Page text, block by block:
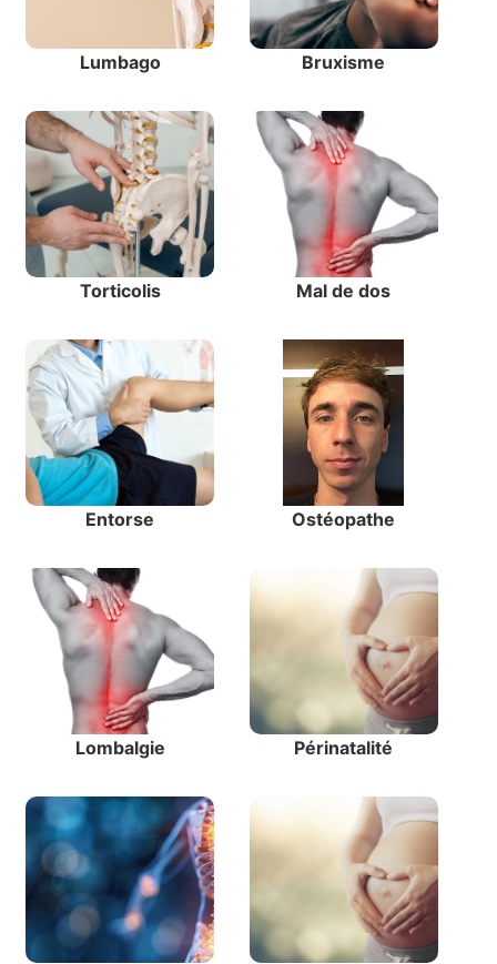
Lumbago Bruxisme
Torticolis Mal de dos
Entorse Ostéopathe
Lombalgie Périnatalité